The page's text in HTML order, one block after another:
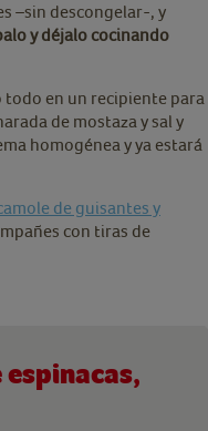
–sin descongelar-, y
y déjalo cocinando
en un recipiente para
de mostaza y sal y
homogénea y ya estará
de guisantes y
con tiras de